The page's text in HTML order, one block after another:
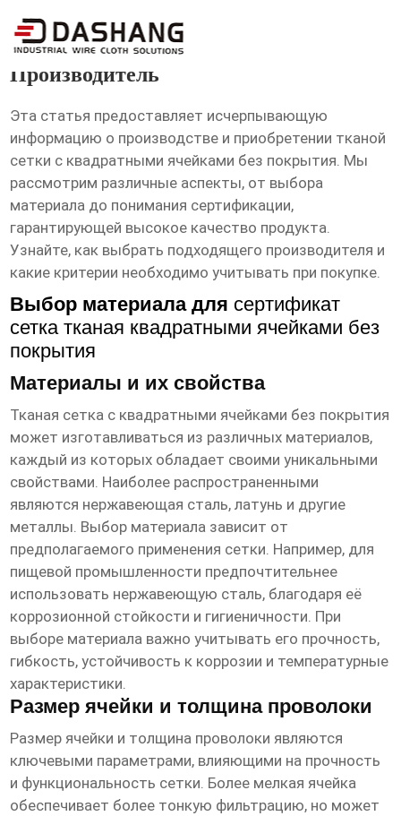
сертификат сетка тканая
квадратными ячейками без покрытия
Производитель
Эта статья предоставляет исчерпывающую
информацию о производстве и приобретении тканой
сетки с квадратными ячейками без покрытия. Мы
рассмотрим различные аспекты, от выбора
материала до понимания сертификации,
гарантирующей высокое качество продукта.
Узнайте, как выбрать подходящего производителя и
какие критерии необходимо учитывать при покупке.
Выбор материала для сертификат
сетка тканая квадратными ячейками без
покрытия
Материалы и их свойства
Тканая сетка с квадратными ячейками без покрытия
может изготавливаться из различных материалов,
каждый из которых обладает своими уникальными
свойствами. Наиболее распространенными
являются нержавеющая сталь, латунь и другие
металлы. Выбор материала зависит от
предполагаемого применения сетки. Например, для
пищевой промышленности предпочтительнее
использовать нержавеющую сталь, благодаря её
коррозионной стойкости и гигиеничности. При
выборе материала важно учитывать его прочность,
гибкость, устойчивость к коррозии и температурные
характеристики.
Размер ячейки и толщина проволоки
Размер ячейки и толщина проволоки являются
ключевыми параметрами, влияющими на прочность
и функциональность сетки. Более мелкая ячейка
обеспечивает более тонкую фильтрацию, но может